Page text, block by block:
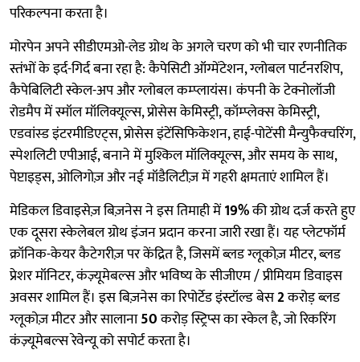
परिकल्पना करता है।
मोरपेन अपने सीडीएमओ-लेड ग्रोथ के अगले चरण को भी चार रणनीतिक
स्तंभों के इर्द-गिर्द बना रहा है: कैपेसिटी ऑग्मेंटेशन, ग्लोबल पार्टनरशिप,
कैपेबिलिटी स्केल-अप और ग्लोबल कम्प्लायंस। कंपनी के टेक्नोलॉजी
रोडमैप में स्मॉल मॉलिक्यूल्स, प्रोसेस केमिस्ट्री, कॉम्प्लेक्स केमिस्ट्री,
एडवांस्ड इंटरमीडिएट्स, प्रोसेस इंटेंसिफिकेशन, हाई-पोटेंसी मैन्युफैक्चरिंग,
स्पेशलिटी एपीआई, बनाने में मुश्किल मॉलिक्यूल्स, और समय के साथ,
पेप्टाइड्स, ओलिगोज़ और नई मॉडैलिटीज़ में गहरी क्षमताएं शामिल हैं।
मेडिकल डिवाइसेज़ बिज़नेस ने इस तिमाही में19%की ग्रोथ दर्ज करते हुए
एक दूसरा स्केलेबल ग्रोथ इंजन प्रदान करना जारी रखा हैं। यह प्लेटफॉर्म
क्रॉनिक-केयर कैटेगरीज़ पर केंद्रित है, जिसमें ब्लड ग्लूकोज़ मीटर, ब्लड
प्रेशर मॉनिटर, कंज़्यूमेबल्स और भविष्य के सीजीएम / प्रीमियम डिवाइस
अवसर शामिल हैं। इस बिज़नेस का रिपोर्टेड इंस्टॉल्ड बेस2करोड़ ब्लड
ग्लूकोज़ मीटर और सालाना50करोड़ स्ट्रिप्स का स्केल है, जो रिकरिंग
कंज़्यूमेबल्स रेवेन्यू को सपोर्ट करता है।